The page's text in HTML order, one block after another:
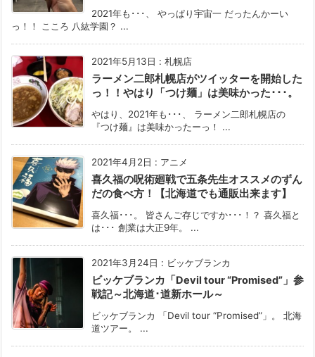
2021年も･･･、 やっぱり宇宙一 だったんかーい
っ！！ こころ 八紘学園？ ...
2021年5月13日 : 札幌店
ラーメン二郎札幌店がツイッターを開始した
っ！！やはり「つけ麺」は美味かった･･･。
やはり、2021年も･･･、 ラーメン二郎札幌店の
『つけ麺』は美味かったーっ！ ...
2021年4月2日 : アニメ
喜久福の呪術廻戦で五条先生オススメのずん
だの食べ方！【北海道でも通販出来ます】
喜久福･･･。 皆さんご存じですか･･･！？ 喜久福と
は･･･ 創業は大正9年。 ...
2021年3月24日 : ビッケブランカ
ビッケブランカ「Devil tour “Promised”」参
戦記～北海道･道新ホール～
ビッケブランカ 「Devil tour “Promised”」。 北海
道ツアー。 ...